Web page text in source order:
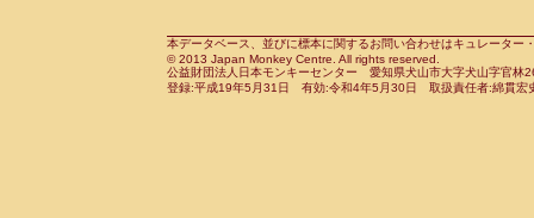
CercopithecidaePapio anubis(0)
CercopithecidaePapio cynocephalus
CercopithecidaePapio hamadryas(0)
CebidaeSaguinus leucopus(0)
CebidaeSaguinus midas(0)
Cebidae Saguinus mystax(0)
本データベース、並びに標本に関するお問い合わせはキュレータ
© 2013 Japan Monkey Centre. All rights reserved.
公益財団法人日本モンキーセンター 愛知県犬山市大字犬山字官
登録:平成19年5月31日 有効:令和4年5月30日 取扱責任者:綿貫宏